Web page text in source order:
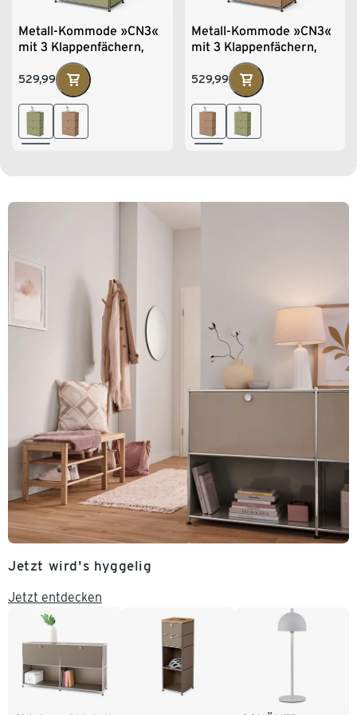
Metall-Kommode »CN3«
mit 3 Klappenfächern,
529,99
Metall-Kommode »CN3«
mit 3 Klappenfächern,
529,99
Jetzt wird's hyggelig
Jetzt entdecken